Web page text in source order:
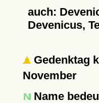
auch:
Devenicus,
Gedenktag
November
Name